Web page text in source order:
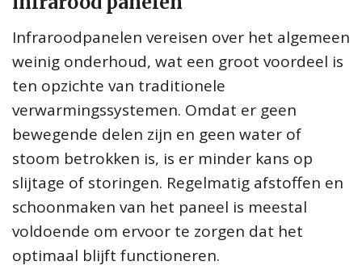
Infraroodpanelen vereisen over het algemeen
weinig onderhoud, wat een groot voordeel is
ten opzichte van traditionele
verwarmingssystemen. Omdat er geen
bewegende delen zijn en geen water of
stoom betrokken is, is er minder kans op
slijtage of storingen. Regelmatig afstoffen en
schoonmaken van het paneel is meestal
voldoende om ervoor te zorgen dat het
optimaal blijft functioneren.